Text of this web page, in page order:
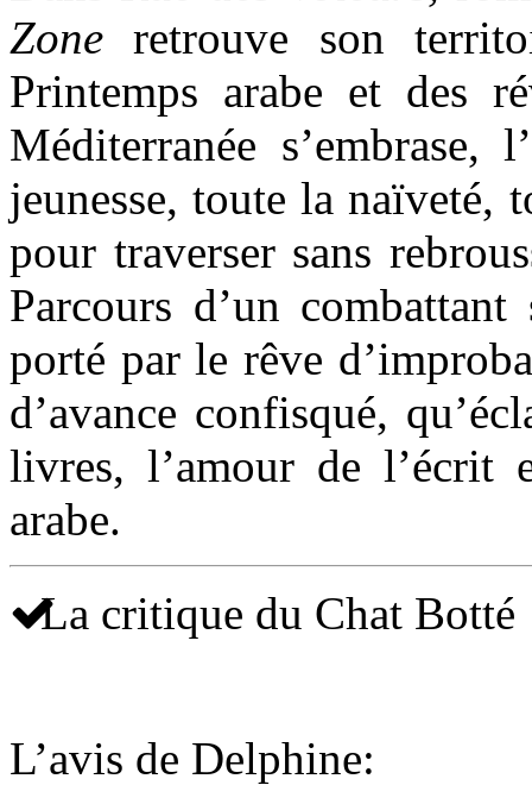
Zone retrouve son
Printemps arabe et des
Méditerranée
jeunesse, toute la naïveté,
pour traverser sans
Parcours d’un
porté par le rêve
d’avance confisqué,
livres, l’amour de l’écrit
arabe.
La critique du Chat Botté
L’avis de Delphine: